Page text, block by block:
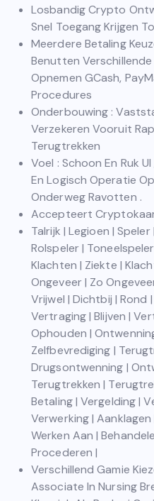
Losbandig Crypto
Snel Toegang Krijgen
Meerdere Betaling
Benutten
Opnemen GCash,
Procedures
Onderbouwing :
Verzekeren Vooruit
Terugtrekken
Voel : Schoon En Ruk
En Logisch Operatie
Onderweg Ravotten .
Accepteert
Talrijk | Legioen |
Rolspeler |
Klachten | Ziekte |
Ongeveer | Zo
Vrijwel | Dichtbij | Rond
Vertraging | Blijven |
Ophouden |
Zelfbevrediging |
Drugsontwenning |
Terugtrekken |
Betaling | Vergelding |
Verwerking |
Werken Aan |
Procederen |
Verschillend Gamie
Associate In Nursing